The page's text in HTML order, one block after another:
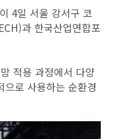
4일 서울 강서구 코
과 한국산업연합포
적용 과정에서 다양
으로 사용하는 순환경